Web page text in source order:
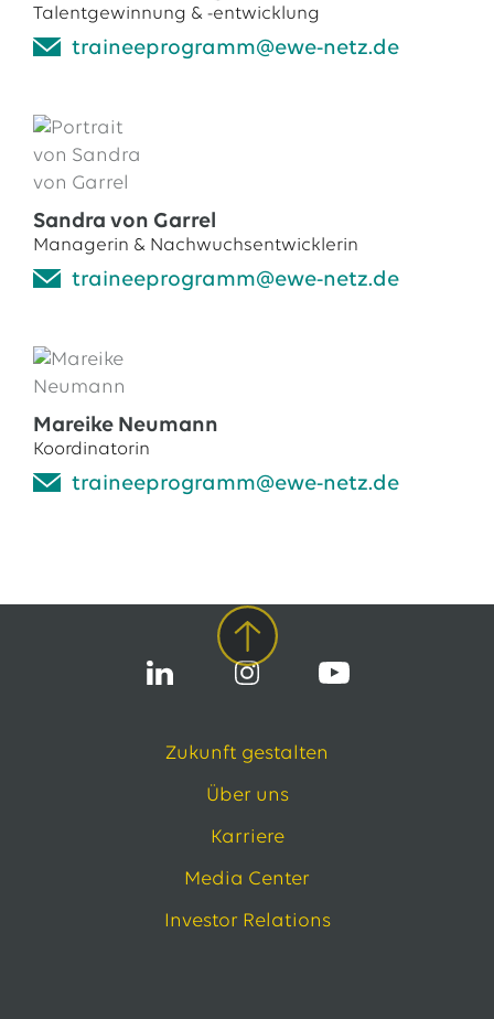
Talentgewinnung & -entwicklung
traineeprogramm@ewe-netz.de
Sandra von Garrel
Managerin & Nachwuchsentwicklerin
traineeprogramm@ewe-netz.de
Mareike Neumann
Koordinatorin
traineeprogramm@ewe-netz.de
Zukunft gestalten
Über uns
Karriere
Media Center
Investor Relations